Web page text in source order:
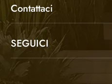
Contattaci
SEGUICI